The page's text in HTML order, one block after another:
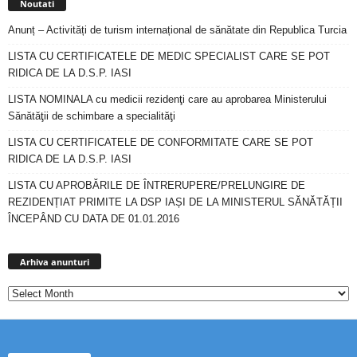
Noutati
Anunț – Activități de turism internațional de sănătate din Republica Turcia
LISTA CU CERTIFICATELE DE MEDIC SPECIALIST CARE SE POT
RIDICA DE LA D.S.P. IASI
LISTA NOMINALA cu medicii rezidenţi care au aprobarea Ministerului
Sănătăţii de schimbare a specialităţi
LISTA CU CERTIFICATELE DE CONFORMITATE CARE SE POT
RIDICA DE LA D.S.P. IASI
LISTA CU APROBĂRILE DE ÎNTRERUPERE/PRELUNGIRE DE
REZIDENȚIAT PRIMITE LA DSP IAȘI DE LA MINISTERUL SĂNĂTĂȚII
ÎNCEPÂND CU DATA DE 01.01.2016
Arhiva anunturi